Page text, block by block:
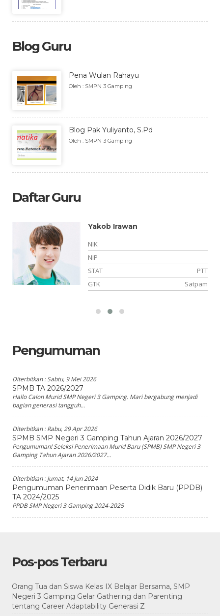
Blog Guru
Pena Wulan Rahayu
Oleh : SMPN 3 Gamping
Blog Pak Yuliyanto, S.Pd
Oleh : SMPN 3 Gamping
Daftar Guru
Yakob Irawan
NIK
NIP
STAT
PTT
GTK
Satpam
Pengumuman
Diterbitkan :Sabtu, 9 Mei 2026
SPMB TA 2026/2027
Hallo Calon Murid SMP Negeri 3 Gamping. Mari bergabung menjadi
bagian generasi tangguh...
Diterbitkan :Rabu, 29 Apr 2026
SPMB SMP Negeri 3 Gamping Tahun Ajaran 2026/2027
Pengumuman! Seleksi Penerimaan Murid Baru (SPMB) SMP Negeri 3
Gamping Tahun Ajaran 2026/2027...
Diterbitkan :Jumat, 14 Jun 2024
Pengumuman Penerimaan Peserta Didik Baru (PPDB)
TA 2024/2025
PPDB SMP Negeri 3 Gamping 2024-2025
Pos-pos Terbaru
Orang Tua dan Siswa Kelas IX Belajar Bersama, SMP
Negeri 3 Gamping Gelar Gathering dan Parenting
tentang Career Adaptability Generasi Z